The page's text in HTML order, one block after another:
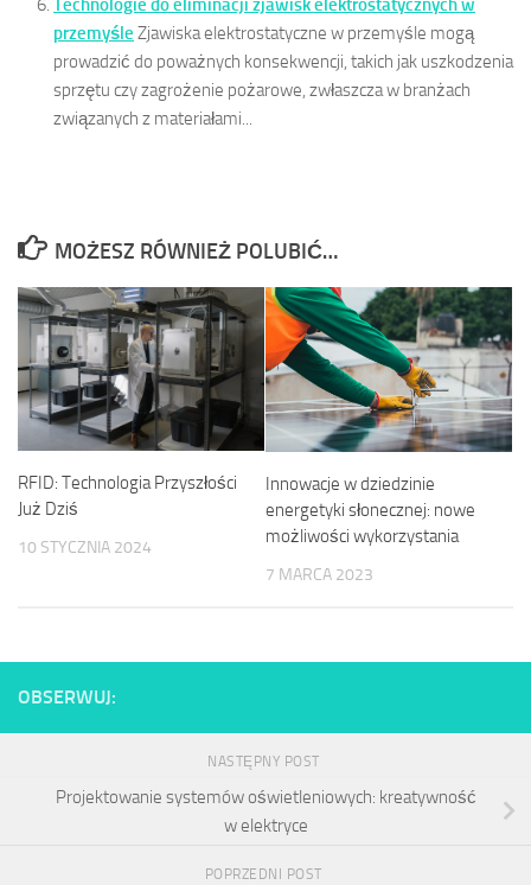
Technologie do eliminacji zjawisk elektrostatycznych w
przemyśle Zjawiska elektrostatyczne w przemyśle mogą
prowadzić do poważnych konsekwencji, takich jak uszkodzenia
sprzętu czy zagrożenie pożarowe, zwłaszcza w branżach
związanych z materiałami...
MOŻESZ RÓWNIEŻ POLUBIĆ…
RFID: Technologia Przyszłości
Już Dziś
10 STYCZNIA 2024
Innowacje w dziedzinie
energetyki słonecznej: nowe
możliwości wykorzystania
7 MARCA 2023
OBSERWUJ:
NASTĘPNY POST
Projektowanie systemów oświetleniowych: kreatywność
w elektryce
POPRZEDNI POST